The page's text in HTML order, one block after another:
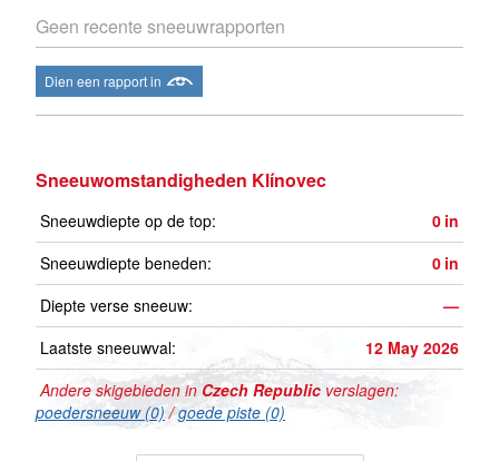
Geen recente sneeuwrapporten
Dien een rapport in
Sneeuwomstandigheden Klínovec
Sneeuwdiepte op de top: 0 in
Sneeuwdiepte beneden:
0 in
Diepte verse sneeuw:
—
Laatste sneeuwval:
12 May 2026
Andere skigebieden in Czech Republic verslagen:
poedersneeuw (0)/goede piste (0)